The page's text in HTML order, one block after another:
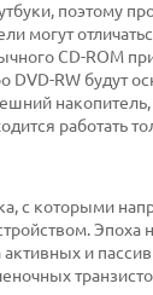
поэтому
могут
CD-ROM
RW будут
работать
с которыми
Эпоха
и